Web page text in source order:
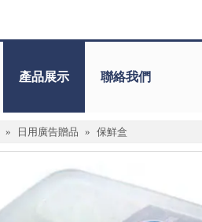
產品展示 聯絡我們
» 日用廣告贈品 » 保鮮盒